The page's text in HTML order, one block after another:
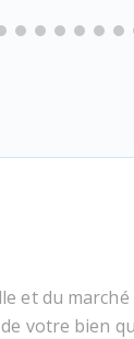
et du
votre bien